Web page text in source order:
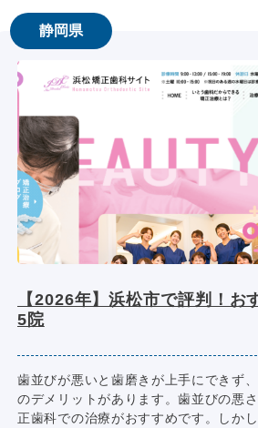
静岡県
【2026年】浜松市で評判！お
5院
歯並びが悪いと歯磨きが上手にできず
のデメリットがあります。歯並びの悪
正歯科での治療がおすすめです。しか